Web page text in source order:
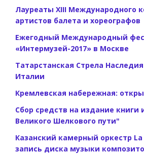
Лауреаты XIII Международного
артистов балета и хореографов
Ежегодный Международный
«Интермузей-2017» в Москве
Татарстанская Стрела
Италии
Кремлевская набережная:
Сбор средств на издание книги
Великого Шелкового пути"
Казанский камерный оркестр La
запись диска музыки